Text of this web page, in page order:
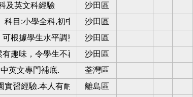
及英文科經驗 沙田區
科目:小學全科,初中,高中數學
沙田區
根據學生水平調整教學進度及內容
沙田區
趣味，令學生不再逃避學習
沙田區
英文專門補底. 荃灣區
習經驗.本人有耐心,處事認真且有責任感
離島區